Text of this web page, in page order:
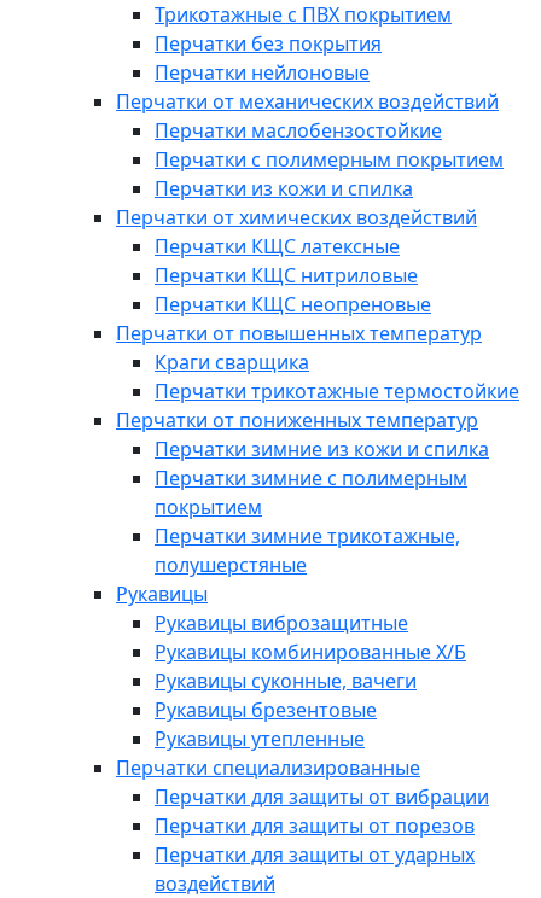
Трикотажные с ПВХ покрытием
Перчатки без покрытия
Перчатки нейлоновые
Перчатки от механических воздействий
Перчатки маслобензостойкие
Перчатки с полимерным покрытием
Перчатки из кожи и спилка
Перчатки от химических воздействий
Перчатки КЩС латексные
Перчатки КЩС нитриловые
Перчатки КЩС неопреновые
Перчатки от повышенных температур
Краги сварщика
Перчатки трикотажные термостойкие
Перчатки от пониженных температур
Перчатки зимние из кожи и спилка
Перчатки зимние с полимерным
покрытием
Перчатки зимние трикотажные,
полушерстяные
Рукавицы
Рукавицы виброзащитные
Рукавицы комбинированные Х/Б
Рукавицы суконные, вачеги
Рукавицы брезентовые
Рукавицы утепленные
Перчатки специализированные
Перчатки для защиты от вибрации
Перчатки для защиты от порезов
Перчатки для защиты от ударных
воздействий